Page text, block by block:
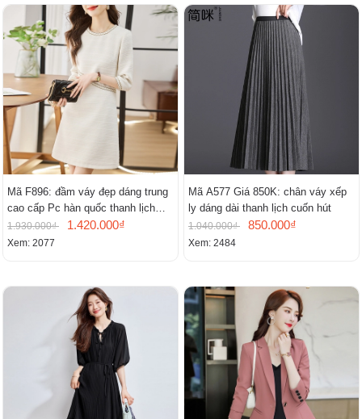
Mã F896: đầm váy đẹp dáng trung
cao cấp Pc hàn quốc thanh lịch
mới
1.930.000₫ 1.420.000₫
Xem: 2077
Mã A577 Giá 850K: chân váy xếp
ly dáng dài thanh lịch cuốn hút
1.040.000₫ 850.000₫
Xem: 2484